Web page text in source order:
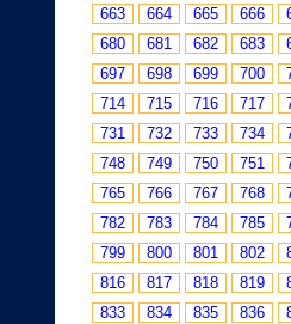
663
664 665 666
680
681 682 683
697
698 699 700
714
715 716 717
731
732 733 734
748
749 750 751
765
766 767 768
782
783 784 785
799
800 801 802
816
817 818 819
833
834 835 836